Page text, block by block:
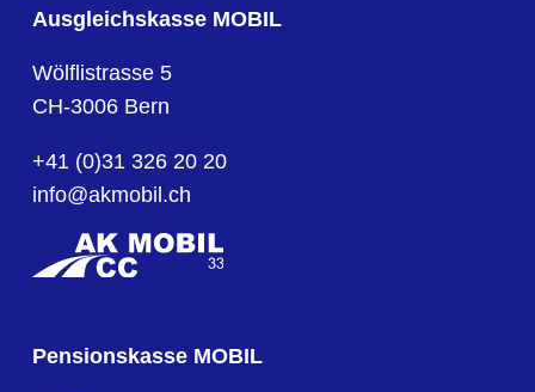
Ausgleichskasse MOBIL
Wölflistrasse 5
CH-3006 Bern
+41 (0)31 326 20 20
info@akmobil.ch
Pensionskasse MOBIL